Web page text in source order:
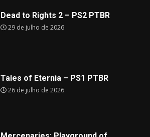
Dead to Rights 2 – PS2 PTBR
29 de julho de 2026
Tales of Eternia – PS1 PTBR
26 de julho de 2026